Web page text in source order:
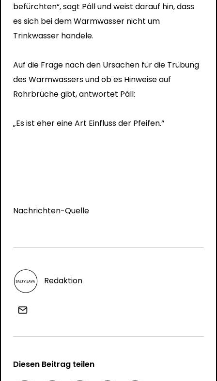
befürchten“, sagt Páll und weist darauf hin, dass
es sich bei dem Warmwasser nicht um
Trinkwasser handele.
Auf die Frage nach den Ursachen für die Trübung
des Warmwassers und ob es Hinweise auf
Rohrbrüche gibt, antwortet Páll:
„Es ist eher eine Art Einfluss der Pfeifen.“
Nachrichten-Quelle
Redaktion
Diesen Beitrag teilen